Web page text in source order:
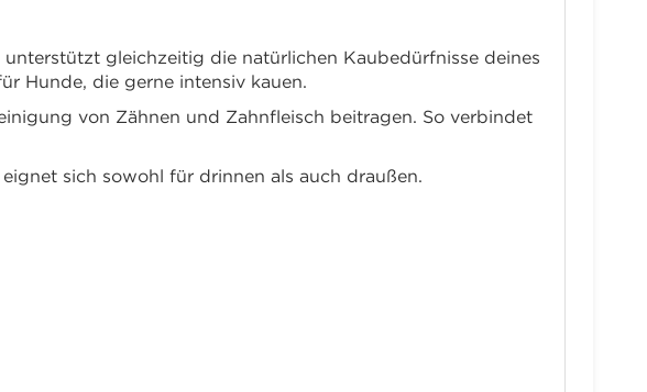
gleichzeitig die natürlichen Kaubedürfnisse deines
Hunde, die gerne intensiv kauen.
von Zähnen und Zahnfleisch beitragen. So verbindet
sich sowohl für drinnen als auch draußen.